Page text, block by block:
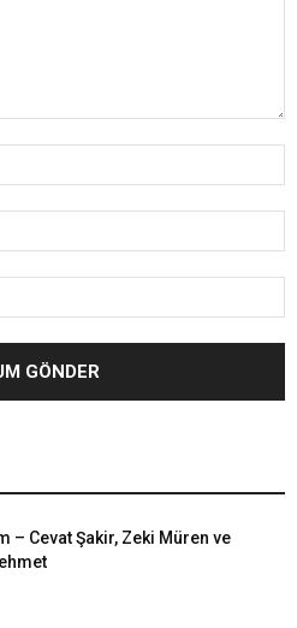
– Cevat Şakir, Zeki Müren ve